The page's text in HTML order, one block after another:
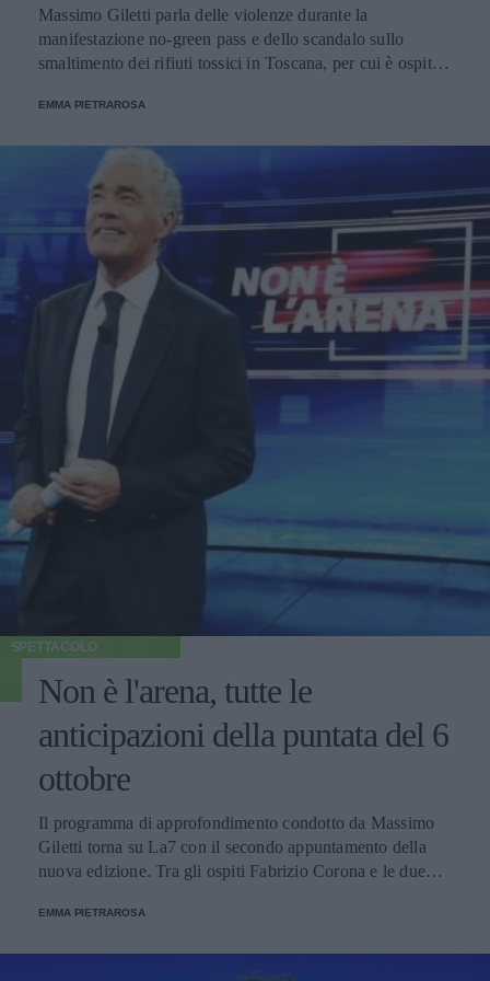
Massimo Giletti parla delle violenze durante la
manifestazione no-green pass e dello scandalo sullo
smaltimento dei rifiuti tossici in Toscana, per cui è ospite il
Taormina, Luca Telese e tanti altri.
EMMA PIETRAROSA
SPETTACOLO
Non è l'arena, tutte le
anticipazioni della puntata del 6
ottobre
Il programma di approfondimento condotto da Massimo
Giletti torna su La7 con il secondo appuntamento della
nuova edizione. Tra gli ospiti Fabrizio Corona e le due
Sardinia.
EMMA PIETRAROSA